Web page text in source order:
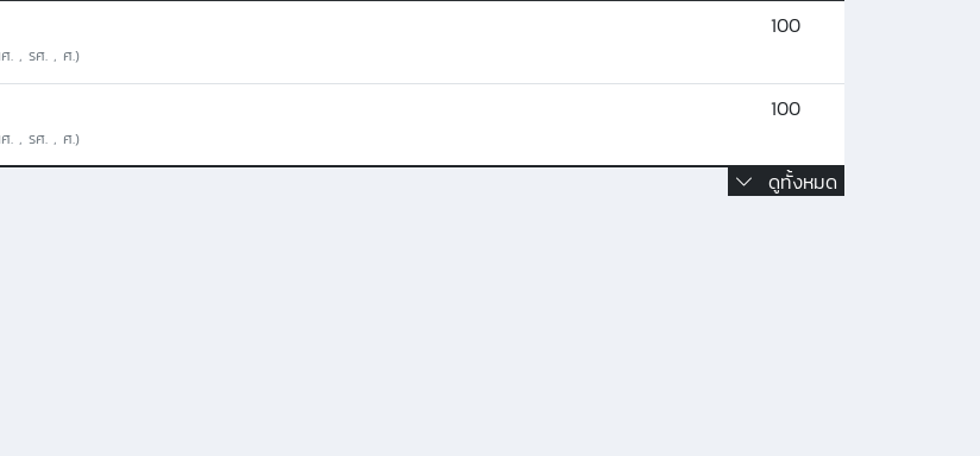
. , รศ. , ศ.)
100
. , รศ. , ศ.)
100
ดูทั้งหมด